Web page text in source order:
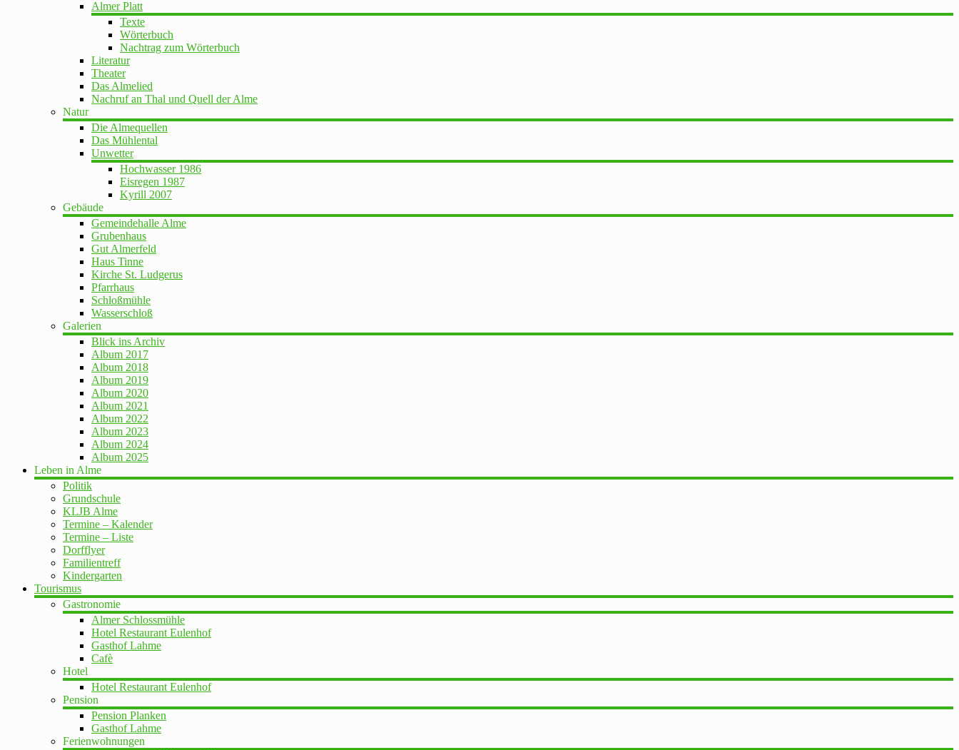
Almer Platt
Texte
Wörterbuch
Nachtrag zum Wörterbuch
Literatur
Theater
Das Almelied
Nachruf an Thal und Quell der Alme
Natur
Die Almequellen
Das Mühlental
Unwetter
Hochwasser 1986
Eisregen 1987
Kyrill 2007
Gebäude
Gemeindehalle Alme
Grubenhaus
Gut Almerfeld
Haus Tinne
Kirche St. Ludgerus
Pfarrhaus
Schloßmühle
Wasserschloß
Galerien
Blick ins Archiv
Album 2017
Album 2018
Album 2019
Album 2020
Album 2021
Album 2022
Album 2023
Album 2024
Album 2025
Leben in Alme
Politik
Grundschule
KLJB Alme
Termine – Kalender
Termine – Liste
Dorfflyer
Familientreff
Kindergarten
Tourismus
Gastronomie
Almer Schlossmühle
Hotel Restaurant Eulenhof
Gasthof Lahme
Cafè
Hotel
Hotel Restaurant Eulenhof
Pension
Pension Planken
Gasthof Lahme
Ferienwohnungen